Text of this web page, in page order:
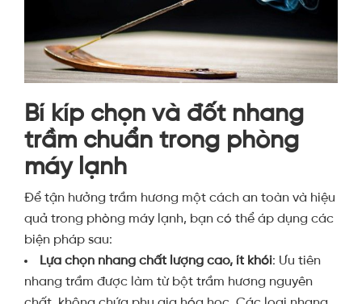
Bí kíp chọn và đốt nhang
trầm chuẩn trong phòng
máy lạnh
Để tận hưởng trầm hương một cách an toàn và hiệu
quả trong phòng máy lạnh, bạn có thể áp dụng các
biện pháp sau:
Lựa chọn nhang chất lượng cao, ít khói: Ưu tiên
nhang trầm được làm từ bột trầm hương nguyên